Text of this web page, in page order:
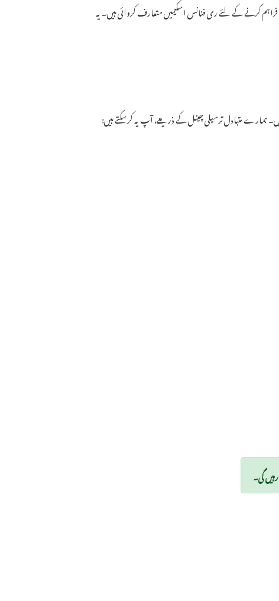
فراہم کرنے کے لئے ری فنانس اسکیمیں متعارف کروائی ہیں۔ یہ
ہمارے متبادل ترسیلی چینل کے ذریعے، آپ یہ کرسکتے ہیں: